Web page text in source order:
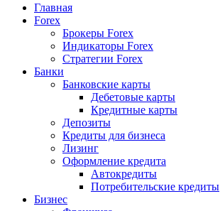
Главная
Forex
Брокеры Forex
Индикаторы Forex
Стратегии Forex
Банки
Банковские карты
Дебетовые карты
Кредитные карты
Депозиты
Кредиты для бизнеса
Лизинг
Оформление кредита
Автокредиты
Потребительские кредиты
Бизнес